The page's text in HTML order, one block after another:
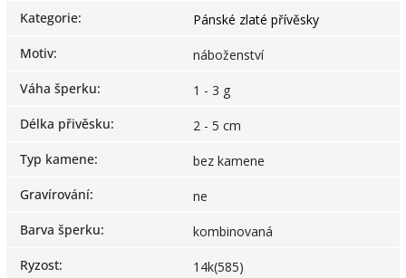
Kategorie:
Pánské zlaté přívěsky
Motiv:
náboženství
Váha šperku:
1 - 3 g
Délka přivěsku:
2 - 5 cm
Typ kamene:
bez kamene
Gravírování:
ne
Barva šperku:
kombinovaná
Ryzost:
14k(585)